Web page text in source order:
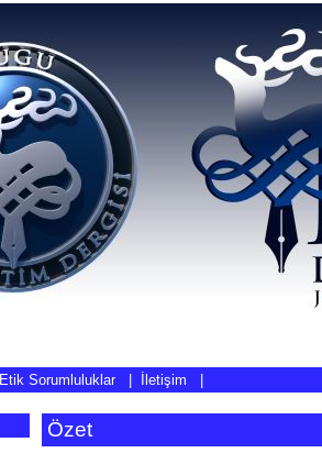
Etik Sorumluluklar İletişim
Özet